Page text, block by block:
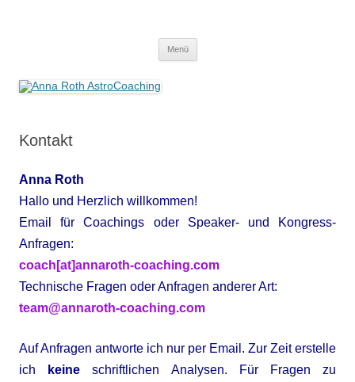
Menü
Kontakt
Anna Roth
Hallo und Herzlich willkommen!
Email für Coachings oder Speaker- und Kongress-
Anfragen:
coach[at]annaroth-coaching.com
Technische Fragen oder Anfragen anderer Art:
team@annaroth-coaching.com
Auf Anfragen antworte ich nur per Email. Zur Zeit erstelle
ich
keine schriftlichen Analysen. Für Fragen zu